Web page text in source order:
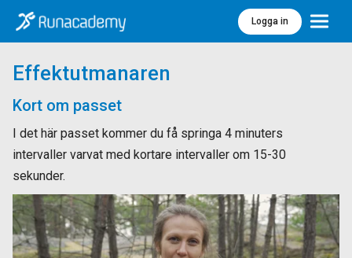
Logga in Meny
Effektutmanaren
Kort om passet
I det här passet kommer du få springa 4 minuters
intervaller varvat med kortare intervaller om 15-30
sekunder.